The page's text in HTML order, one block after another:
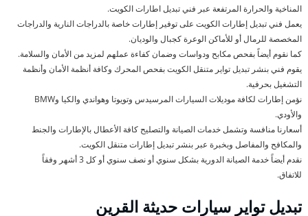
المناخية والحرارة المرتفعة عبر فني تبديل اطارات الكويت.
يعمل فني تبديل إطارات الكويت على توفير إطارات خاصة بالدراجات النارية والدراجات
المخصصة للرمال أو للأماكن الوعرة كجبال والوديان.
كما نقوم أيضاً بفحص مكابح ودواسات وضمان كفاءة عملهم لمزيد من الأمان والسلامة.
يقوم فني بنشر تبديل تواير متنقل الكويت بفحص المحرك وكافة أنظمة الأمان وأنظمة
التشغيل بحرفية.
نؤمن إطارات لكافة موديلات السيارات المرسيدس وتويوتا وهواندي والكيا وBMW
والأودي.
أسعارنا منافسة وتشمل خدمات الصيانة والتصليح كافة الأعطال بالإطارات والجنط
والمكافح والمفاصل وبخبرة عبر بنشر تبديل إطارات متنقل الكويت.
نقدم أيضاً خدمة الصيانة الدورية بشكل سنوي أو نصف سنوي أو كل 3 أشهر وفقاً
للاتفاق.
تبديل تواير سيارات حديثة القرين